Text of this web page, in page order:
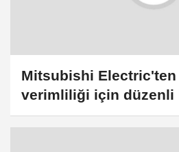
Mitsubishi Electric'ten
verimliliği için düzenli
önerisi